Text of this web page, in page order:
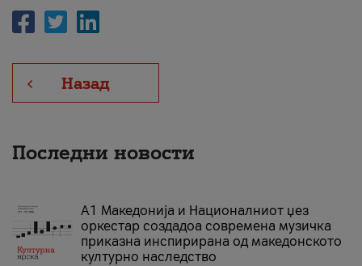
Назад
Последни новости
А1 Македонија и Националниот џез
оркестар создадоа современа музичка
приказна инспирирана од македонското
културно наследство